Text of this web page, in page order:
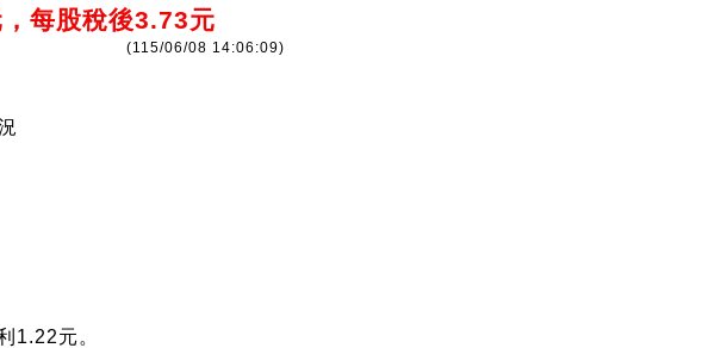
每股稅後3.73元
(115/06/08 14:06:09)
1.22元。